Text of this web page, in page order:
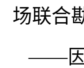
场联合
——因